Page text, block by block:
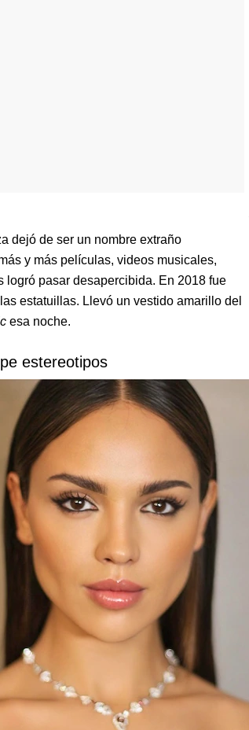
dejó de ser un nombre extraño
y más películas, videos musicales,
logró pasar desapercibida. En 2018 fue
estatuillas. Llevó un vestido amarillo del
esa noche.
estereotipos